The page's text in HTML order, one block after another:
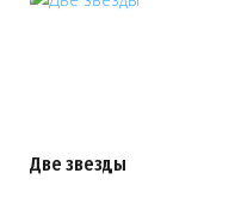
Две звезды